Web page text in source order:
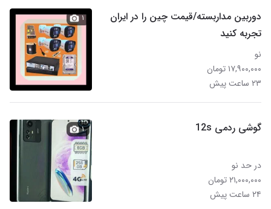
دوربین مداربسته/قیمت‌ چین را در ایران
تجربه کنید
نو
۱۷,۹۰۰,۰۰۰ تومان
۲۳ ساعت پیش
۱
گوشی ردمی 12s
در حد نو
۲۱,۰۰۰,۰۰۰ تومان
۲۴ ساعت پیش
۱